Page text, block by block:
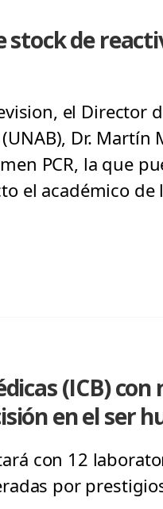
de
el Director
Dr.
PCR, la que
el académico de
(ICB) con
en el ser
con 12
por